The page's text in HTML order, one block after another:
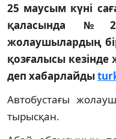
25 маусым күні
қаласында №2
жолаушылардың
қозғалысы кезінде
деп хабарлайды
Автобустағы
тырысқан.